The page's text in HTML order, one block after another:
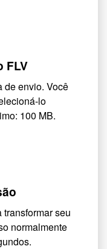
FLV
de envio. Você
lo
100 MB.
transformar seu
normalmente